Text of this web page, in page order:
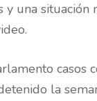
y una situación
casos
la